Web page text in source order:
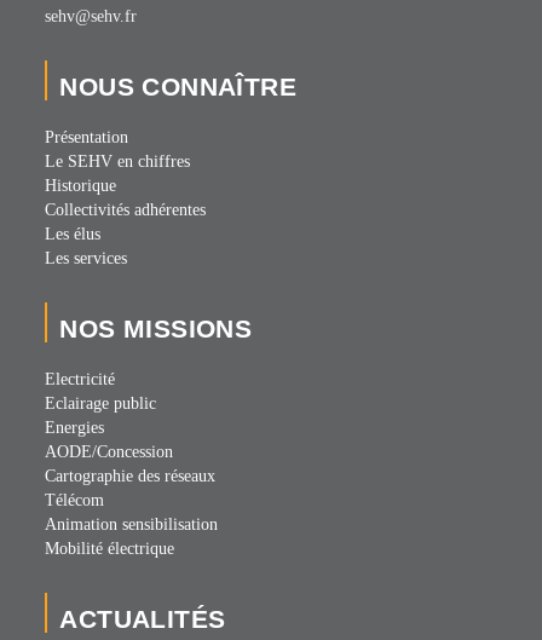
sehv@sehv.fr
NOUS CONNAÎTRE
Présentation
Le SEHV en chiffres
Historique
Collectivités adhérentes
Les élus
Les services
NOS MISSIONS
Electricité
Eclairage public
Energies
AODE/Concession
Cartographie des réseaux
Télécom
Animation sensibilisation
Mobilité électrique
ACTUALITÉS